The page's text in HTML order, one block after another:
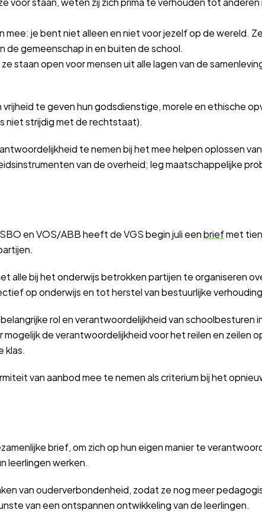
mee: je bent niet alleen en niet voor jezelf op de wereld.
gemeenschap in en buiten de school.
staan open voor mensen uit alle lagen van de
te geven hun godsdienstige, morele en ethische
niet strijdig met de rechtstaat).
te nemen bij het mee helpen oplossen
van de overheid; leg maatschappelijke
en VOS/ABB heeft de VGS begin juli eenbriefmet
alle bij het onderwijs betrokken partijen te organiseren
op onderwijs en tot herstel van bestuurlijke
rol en verantwoordelijkheid van
de verantwoordelijkheid voor het reilen en
klas.
van aanbod mee te nemen als criterium bij het
brief, om zich op hun eigen manier te
leerlingen werken.
van ouderverbondenheid, zodat ze nog meer
van een ontspannen ontwikkeling van de leerlingen.